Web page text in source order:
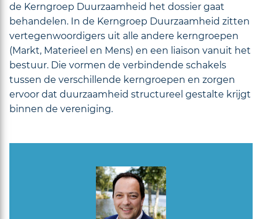
de Kerngroep Duurzaamheid het dossier gaat
behandelen. In de Kerngroep Duurzaamheid zitten
vertegenwoordigers uit alle andere kerngroepen
(Markt, Materieel en Mens) en een liaison vanuit het
bestuur. Die vormen de verbindende schakels
tussen de verschillende kerngroepen en zorgen
ervoor dat duurzaamheid structureel gestalte krijgt
binnen de vereniging.